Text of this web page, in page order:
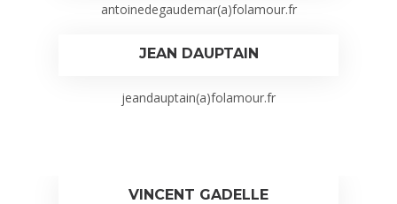
antoinedegaudemar(a)folamour.fr
JEAN DAUPTAIN
jeandauptain(a)folamour.fr
VINCENT GADELLE